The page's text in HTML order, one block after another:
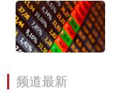
频道最新